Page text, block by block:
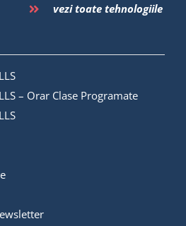
vezi toate tehnologiile
– Orar Clase Programate